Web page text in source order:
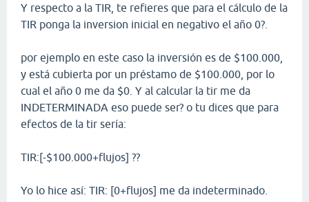
Y respecto a la TIR, te refieres que para el cálculo de la
TIR ponga la inversion inicial en negativo el año 0?.
por ejemplo en este caso la inversión es de $100.000,
y está cubierta por un préstamo de $100.000, por lo
cual el año 0 me da $0. Y al calcular la tir me da
INDETERMINADA eso puede ser? o tu dices que para
efectos de la tir sería:
TIR:[-$100.000+flujos] ??
Yo lo hice así: TIR: [0+flujos] me da indeterminado.